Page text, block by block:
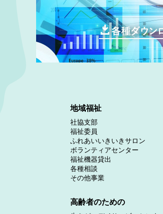
地域福祉
社協支部
福祉委員
ふれあいいきいきサロン
ボランティアセンター
福祉機器貸出
各種相談
その他事業
高齢者のための